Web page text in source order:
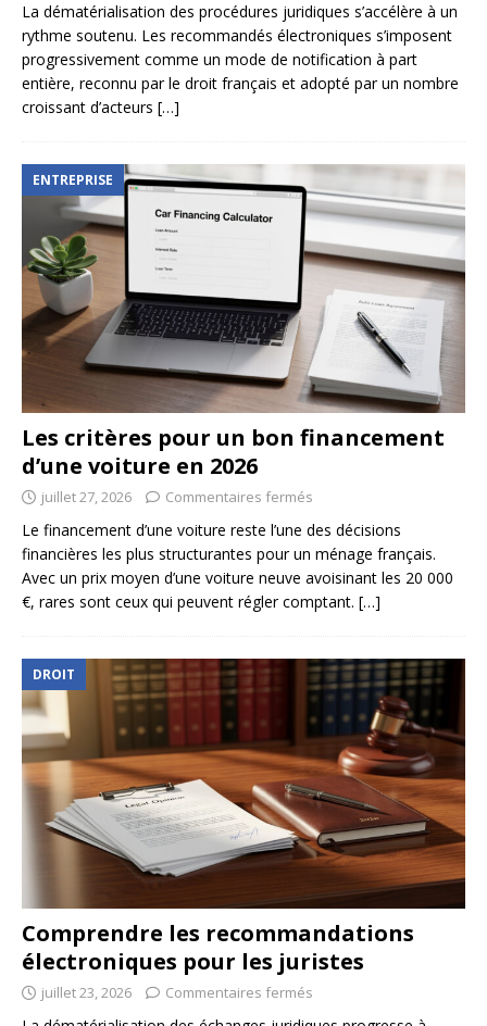
La dématérialisation des procédures juridiques s’accélère à un
rythme soutenu. Les recommandés électroniques s’imposent
progressivement comme un mode de notification à part
entière, reconnu par le droit français et adopté par un nombre
croissant d’acteurs […]
ENTREPRISE
Les critères pour un bon financement
d’une voiture en 2026
juillet 27, 2026 Commentaires fermés
Le financement d’une voiture reste l’une des décisions
financières les plus structurantes pour un ménage français.
Avec un prix moyen d’une voiture neuve avoisinant les 20 000
€, rares sont ceux qui peuvent régler comptant. […]
DROIT
Comprendre les recommandations
électroniques pour les juristes
juillet 23, 2026 Commentaires fermés